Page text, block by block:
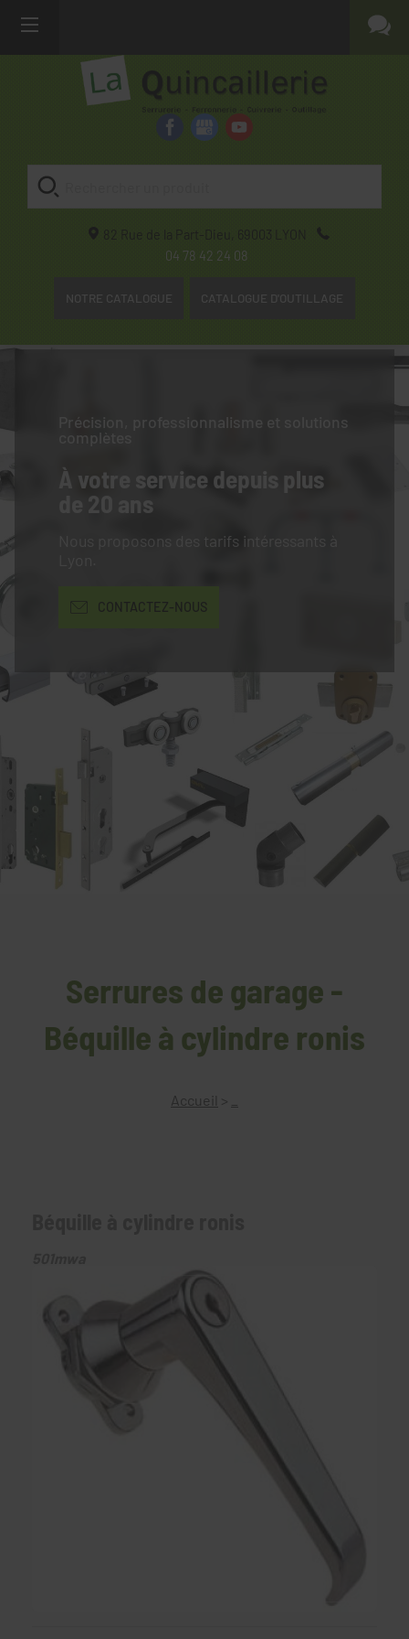
82 Rue de la Part-Dieu, 69003
LYON
04 78 42 24 08
NOTRE CATALOGUE CATALOGUE D'OUTILLAGE
Précision, professionnalisme et solutions
complètes
À votre service depuis plus
de 20 ans
Nous proposons des tarifs intéressants à
CONTACTEZ-NOUS
Serrures de garage -
Béquille à cylindre ronis
Accueil >